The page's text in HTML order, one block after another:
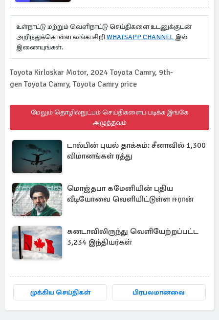
உள்நாட்டு மற்றும் வெளிநாட்டு செய்திகளை உடனுக்குடன்
அறிந்துக்கொள்ள லங்காசிறி WHATSAPP CHANNEL இல்
இணையுங்கள்.
Toyota Kirloskar Motor, 2024 Toyota Camry, 9th-
gen Toyota Camry, Toyota Camry price
மேலும் தொழில்நுட்பம் செய்திகளைப் படிக்க இங்கே
அழுத்தவும்
டால்பின் புயல் தாக்கம்: சீனாவில் 1,300
விமானங்கள் ரத்து
மொஜ்தபா கமேனியின் புதிய
வீடியோவை வெளியிட்டுள்ள ஈரான்
கனடாவிலிருந்து வெளியேற்றப்பட்ட
3,234 இந்தியர்கள்
முக்கிய செய்திகள் பிரபலமானவை